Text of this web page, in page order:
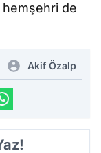
hemşehri de
Akif Özalp